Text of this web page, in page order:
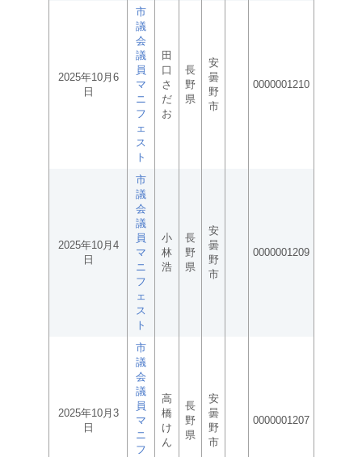
2025年10月6
日
市
議
会
議
員
マ
ニ
フ
ェ
ス
ト
田
口
さ
だ
お
長
野
県
安
曇
野
市
0000001210
2025年10月4
日
市
議
会
議
員
マ
ニ
フ
ェ
ス
ト
小
林
浩
長
野
県
安
曇
野
市
0000001209
2025年10月3
日
市
議
会
議
員
マ
ニ
フ
高
橋
け
ん
長
野
県
安
曇
野
市
0000001207